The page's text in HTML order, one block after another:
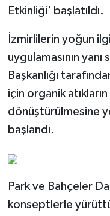
Etkinliği' başlatıldı.
İzmirlilerin yoğun
uygulamasının
Başkanlığı
için organik
dönüştürülmesine
başlandı.
Park ve Bahçeler
konseptlerle